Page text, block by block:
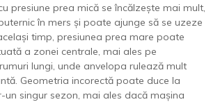
presiune prea mică se încălzește mai mult,
în mers și poate ajunge să se uzeze
timp, presiunea prea mare poate
a zonei centrale, mai ales pe
lungi, unde anvelopa rulează mult
Geometria incorectă poate duce la
un singur sezon, mai ales dacă mașina